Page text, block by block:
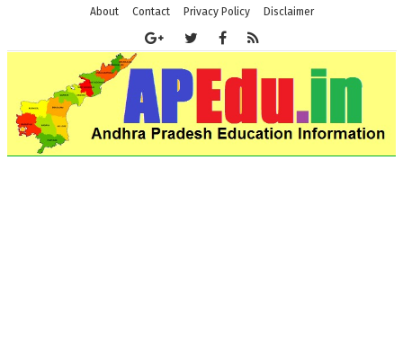
About Contact Privacy Policy Disclaimer